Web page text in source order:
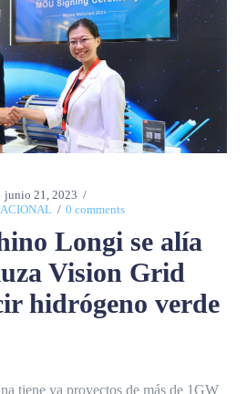
junio 21, 2023
0 comments
Longi se alía
Vision Grid
hidrógeno verde
tiene ya proyectos de más de 1GW